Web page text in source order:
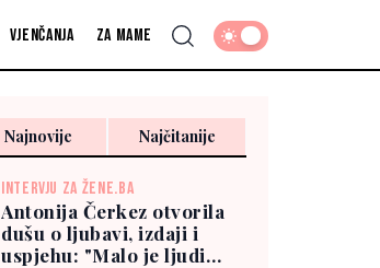
Vjenčanja Za mame
Najnovije Najčitanije
INTERVJU ZA ŽENE.BA
Antonija Čerkez otvorila
dušu o ljubavi, izdaji i
uspjehu: "Malo je ljudi